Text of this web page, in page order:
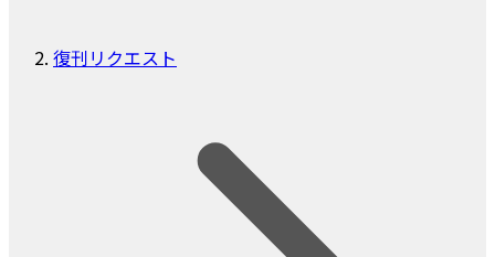
復刊リクエスト